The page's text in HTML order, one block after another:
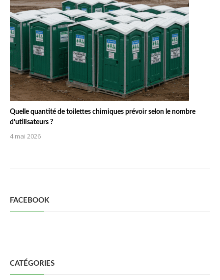
Quelle quantité de toilettes chimiques prévoir selon le nombre
d’utilisateurs ?
4 mai 2026
FACEBOOK
CATÉGORIES